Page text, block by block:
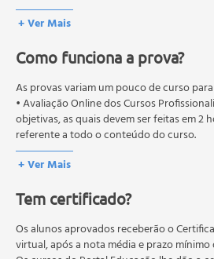
Cirrose
Distúrbios Inflamatórios e
Patologias do Sistema
Tipos e Camadas da Pele
Alterações relacionadas a fatores
físicos
Fatores endógenos, exógenos e
Glândula Hipófise, pituitária
Glândula Tireóide: Atrofia
Hiperplasia multifocal nodular,
Hipertireoidismo
+ Ver Mais
Como funciona a prova?
As provas variam um pouco de curso
• Avaliação Online dos Cursos
objetivas, as quais devem ser feitas em 2
referente a todo o conteúdo do curso.
• Avaliação Online dos Cursos Livres: 10
devem ser feitas em 1 hora, prova única e
Os estudos, atividades e avaliações
A média final deve ser igual ou superior a
recebimento do certificado digital do
+ Ver Mais
Tem certificado?
Os alunos aprovados receberão o
virtual, após a nota média e prazo